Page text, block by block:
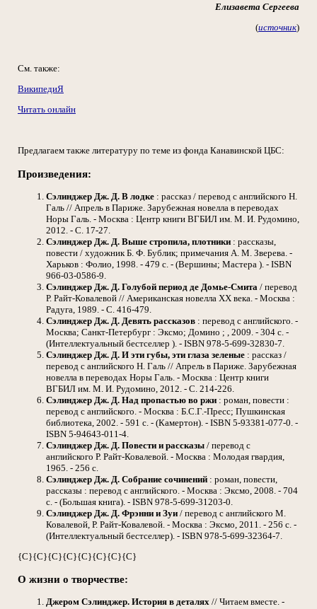
Елизавета Сергеева
(источник)
См. также:
ВикипедиЯ
Читать онлайн
Предлагаем также литературу по теме из фонда Канавинской ЦБС:
Произведения:
Сэлинджер Дж. Д. В лодке : рассказ / перевод с английского Н.
Галь // Апрель в Париже. Зарубежная новелла в переводах
Норы Галь. - Москва : Центр книги ВГБИЛ им. М. И. Рудомино,
2012. - С. 17-27.
Сэлинджер Дж. Д. Выше стропила, плотники : рассказы,
повести / художник Б. Ф. Бублик; примечания А. М. Зверева. -
Харьков : Фолио, 1998. - 479 с. - (Вершины; Мастера ). - ISBN
966-03-0586-9.
Сэлинджер Дж. Д. Голубой период де Домье-Смита / перевод
Р. Райт-Ковалевой // Американская новелла ХХ века. - Москва :
Радуга, 1989. - С. 416-479.
Сэлинджер Дж. Д. Девять рассказов : перевод с английского. -
Москва; Санкт-Петербург : Эксмо; Домино ; , 2009. - 304 с. -
(Интеллектуальный бестселлер ). - ISBN 978-5-699-32830-7.
Сэлинджер Дж. Д. И эти губы, эти глаза зеленые : рассказ /
перевод с английского Н. Галь // Апрель в Париже. Зарубежная
новелла в переводах Норы Галь. - Москва : Центр книги
ВГБИЛ им. М. И. Рудомино, 2012. - С. 214-226.
Сэлинджер Дж. Д. Над пропастью во ржи : роман, повести :
перевод с английского. - Москва : Б.С.Г.-Пресс; Пушкинская
библиотека, 2002. - 591 с. - (Камертон). - ISBN 5-93381-077-0. -
ISBN 5-94643-011-4.
Сэлинджер Дж. Д. Повести и рассказы / перевод с
английского Р. Райт-Ковалевой. - Москва : Молодая гвардия,
1965. - 256 с.
Сэлинджер Дж. Д. Собрание сочинений : роман, повести,
рассказы : перевод с английского. - Москва : Эксмо, 2008. - 704
с. - (Большая книга). - ISBN 978-5-699-31203-0.
Сэлинджер Дж. Д. Фрэнни и Зуи / перевод с английского М.
Ковалевой, Р. Райт-Ковалевой. - Москва : Эксмо, 2011. - 256 с. -
(Интеллектуальный бестселлер). - ISBN 978-5-699-32364-7.
{C}{C}{C}{C}{C}{C}{C}{C}
О жизни о творчестве:
Джером Сэлинджер. История в деталях // Читаем вместе. -